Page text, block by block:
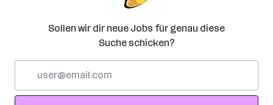
Sollen wir dir neue Jobs für genau diese
Suche schicken?
Adresse